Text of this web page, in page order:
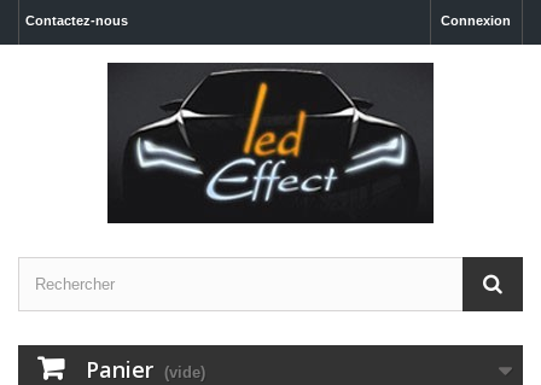
Connexion
Contactez-nous
Panier (vide)